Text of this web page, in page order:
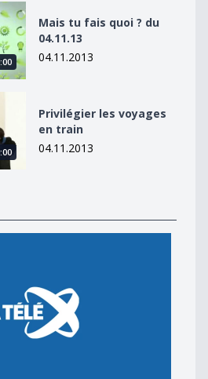
04.11.13
Mais tu fais quoi ? du
04.11.13
04.11.2013
en train
Privilégier les voyages
en train
04.11.2013